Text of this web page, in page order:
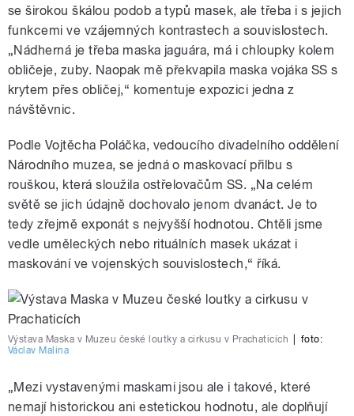
se širokou škálou podob a typů masek, ale třeba i s jejich
funkcemi ve vzájemných kontrastech a souvislostech.
„Nádherná je třeba maska jaguára, má i chloupky kolem
obličeje, zuby. Naopak mě překvapila maska vojáka SS s
krytem přes obličej,“ komentuje expozici jedna z
návštěvnic.
Podle Vojtěcha Poláčka, vedoucího divadelního oddělení
Národního muzea, se jedná o maskovací přilbu s
rouškou, která sloužila ostřelovačům SS. „Na celém
světě se jich údajně dochovalo jenom dvanáct. Je to
tedy zřejmě exponát s nejvyšší hodnotou. Chtěli jsme
vedle uměleckých nebo rituálních masek ukázat i
maskování ve vojenských souvislostech,“ říká.
Výstava Maska v Muzeu české loutky a cirkusu v Prachaticích
foto:
Václav Malina
„Mezi vystavenými maskami jsou ale i takové, které
nemají historickou ani estetickou hodnotu, ale doplňují